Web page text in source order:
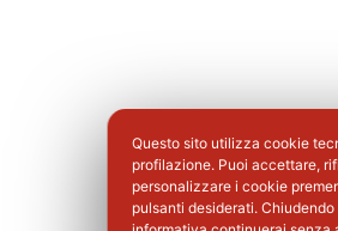
Questo sito utilizza cookie
profilazione. Puoi accettare,
personalizzare i cookie
pulsanti desiderati. Chiudendo